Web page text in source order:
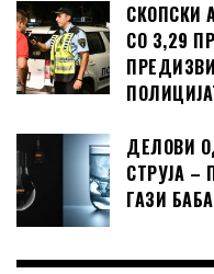
СКОПСКИ
СО 3,29
ДЕЛОВИ
СТРУЈА –
ГАЗИ